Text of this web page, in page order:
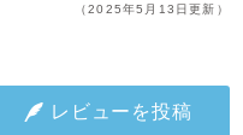
（2025年5月13日更新）
レビューを投稿